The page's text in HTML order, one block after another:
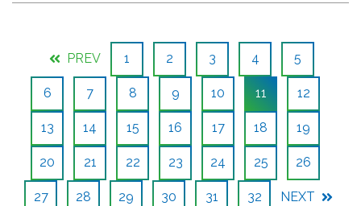
PREV 1 2 3 4 5
6 7 8 9 10 11 12
13 14 15 16 17 18 19
20 21 22 23 24 25 26
27 28 29 30 31 32 NEXT